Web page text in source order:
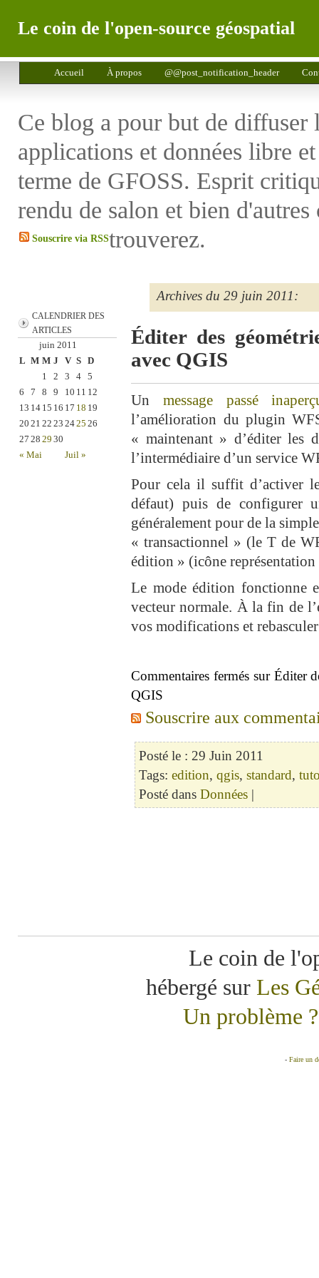
Le coin de l'open-source géospatial
Accueil À propos @@post_notification_header
Ce blog a pour but de diffuser
applications et données libre
terme de GFOSS. Esprit
rendu de salon et bien
trouverez.
Souscrire via RSS
CALENDRIER DES
ARTICLES
juin 2011
L M M J V S D
« Mai Juil »
1 2 3 4
5
6
7 8 9 10 11 12
13 14 15 16 17 18 19
20 21 22 23 2425 26
27 28 29 30
Archives du 29 juin 2011:
Éditer des
avec QGIS
Un message passé
l’amélioration du plugin
« maintenant » d’éditer les
l’intermédiaire d’un service
Pour cela il suffit d’activer
défaut) puis de configurer
généralement pour de la
« transactionnel » (le T de
édition » (icône
Le mode édition fonctionne
vecteur normale. À la fin de
vos modifications et
Commentaires ferméssur Éditer
QGIS
Souscrire aux
Posté le : 29 Juin 2011
Tags:edition,qgis,standard,
Posté dansDonnées |
Le coin de
hébergé sur Les
Un problème
- Faire un